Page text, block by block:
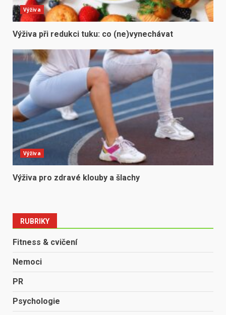
Výživa
Výživa při redukci tuku: co (ne)vynechávat
Výživa
Výživa pro zdravé klouby a šlachy
RUBRIKY
Fitness & cvičení
Nemoci
PR
Psychologie